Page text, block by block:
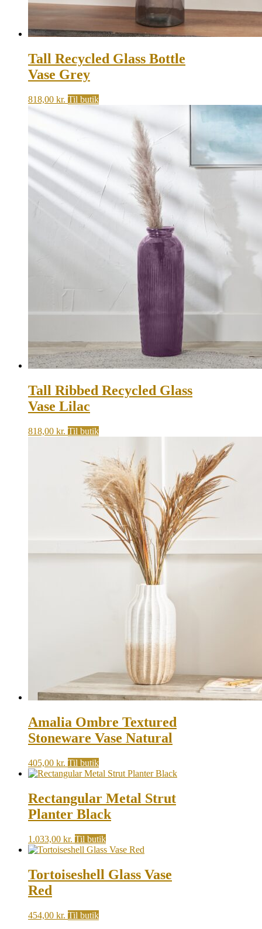
Tall Recycled Glass Bottle
Vase Grey
818,00 kr. Til butik
Tall Ribbed Recycled Glass
Vase Lilac
818,00 kr. Til butik
Amalia Ombre Textured
Stoneware Vase Natural
405,00 kr. Til butik
Rectangular Metal Strut
Planter Black
1.033,00 kr. Til butik
Tortoiseshell Glass Vase
Red
454,00 kr. Til butik